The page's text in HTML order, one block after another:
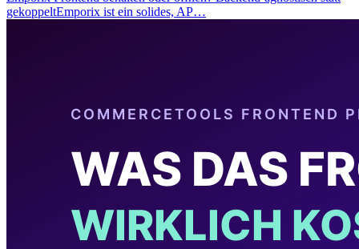
gekoppeltEmporix ist ein solides, AP…